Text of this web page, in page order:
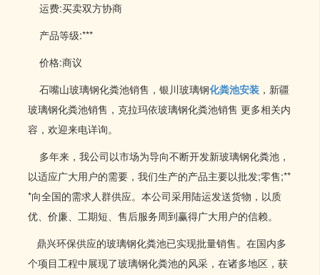
运费:买卖双方协商
产品等级:***
价格:商议
石嘴山玻璃钢化粪池销售，银川玻璃钢化粪池安装 ，新疆
玻璃钢化粪池销售，克拉玛依玻璃钢化粪池销售 更多相关内
容，欢迎来电详询。
多年来，我公司以市场为导向不断开发新玻璃钢化粪池，
以适应广大用户的需要，我们生产的产品主要以批发;零售;**
*向全国的需求人群供应。本公司采用陆运发送货物，以质
优、价廉、工期短、售后服务周到赢得广大用户的信赖。
鼎兴环保供应的玻璃钢化粪池已实现批量销售。在国内多
个项目工程中展现了玻璃钢化粪池的风采，在诸多地区，获